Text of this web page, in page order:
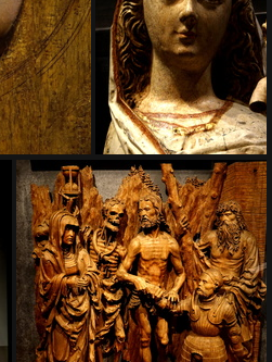
EZS6259